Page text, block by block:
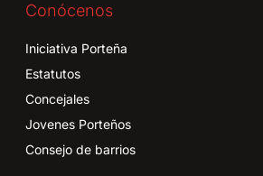
Conócenos
Iniciativa Porteña
Estatutos
Concejales
Jovenes Porteños
Consejo de barrios